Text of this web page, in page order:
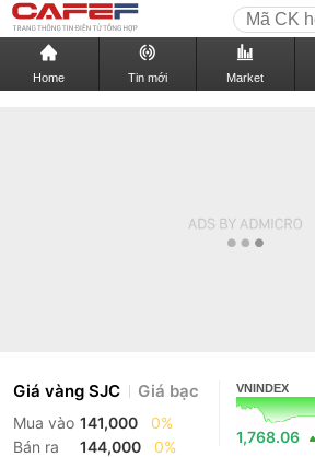
Home Tin mới Market
Giá vàng SJC Giá bạc
Mua vào 141,000
0%
Bán ra
144,000 0%
VNINDEX
1,768.06